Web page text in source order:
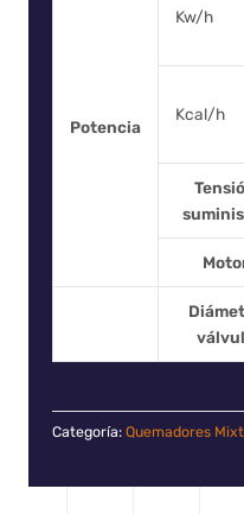
Potencia
Kw/h
Kcal/h
Categoría: Quemadores